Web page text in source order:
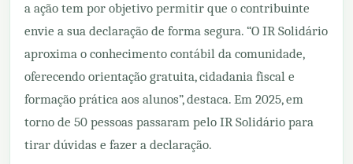
a ação tem por objetivo permitir que o contribuinte
envie a sua declaração de forma segura. “O IR Solidário
aproxima o conhecimento contábil da comunidade,
oferecendo orientação gratuita, cidadania fiscal e
formação prática aos alunos”, destaca. Em 2025, em
torno de 50 pessoas passaram pelo IR Solidário para
tirar dúvidas e fazer a declaração.